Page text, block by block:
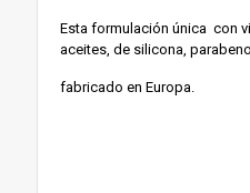
Esta formulación única con
aceites, de silicona,
fabricado en Europa.